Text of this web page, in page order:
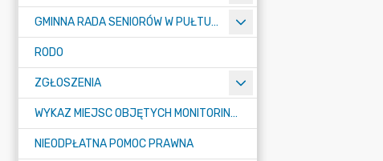
GMINNA RADA SENIORÓW W PUŁTUSKU
RODO
ZGŁOSZENIA
WYKAZ MIEJSC OBJĘTYCH MONITORINGIEM
NIEODPŁATNA POMOC PRAWNA